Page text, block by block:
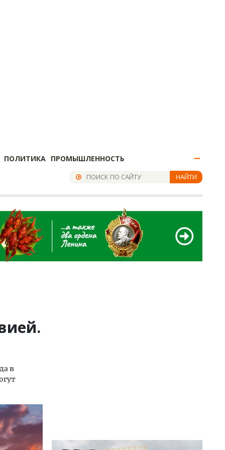
ПОЛИТИКА ПРОМЫШЛЕННОСТЬ
НАЙТИ
в